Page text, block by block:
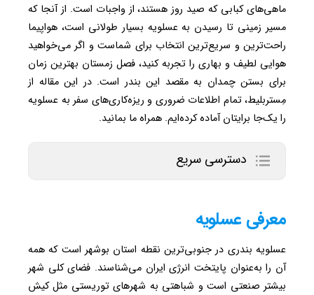
ماهی‌های کبابی که صید روز هستند، از واجبات است. از آنجا که
مسیر زمینی تا رسیدن به عسلویه بسیار طولانی است، هواپیما
راحت‌ترین و سریع‌ترین انتخاب برای شماست و اگر می‌خواهید
هوایی لطیف و بهاری را تجربه کنید، فصل زمستان بهترین زمان
برای بستن چمدان به مقصد این بندر است. در این مقاله از
مِستربلیط، تمام اطلاعات ضروری و ریزه‌کاری‌های سفر به عسلویه
را یک‌جا برایتان آماده کرده‌ایم. همراه ما بمانید.
دسترسی سریع
معرفی عسلویه
عسلویه بندری در جنوبی‌ترین نقطه استان بوشهر است که همه
آن را به‌عنوان پایتخت انرژی ایران می‌شناسند. فضای کلی شهر
بیشتر صنعتی است و شباهتی به شهرهای توریستی مثل کیش